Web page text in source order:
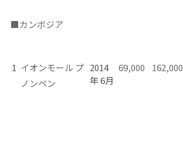
■カンボジア
1 イオンモール プ
ノンペン
2014
年 6月
69,000 162,000